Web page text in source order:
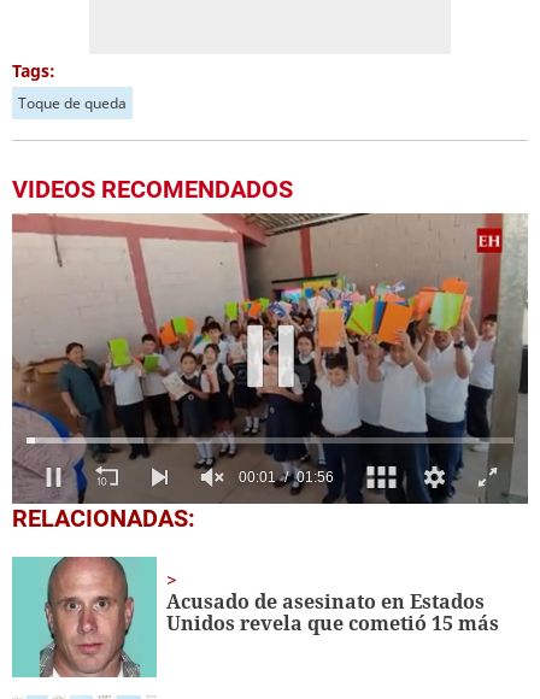
Tags:
Toque de queda
VIDEOS RECOMENDADOS
0
seconds
minute,
seconds
RELACIONADAS:
Acusado de asesinato en Estados
Unidos revela que cometió 15 más